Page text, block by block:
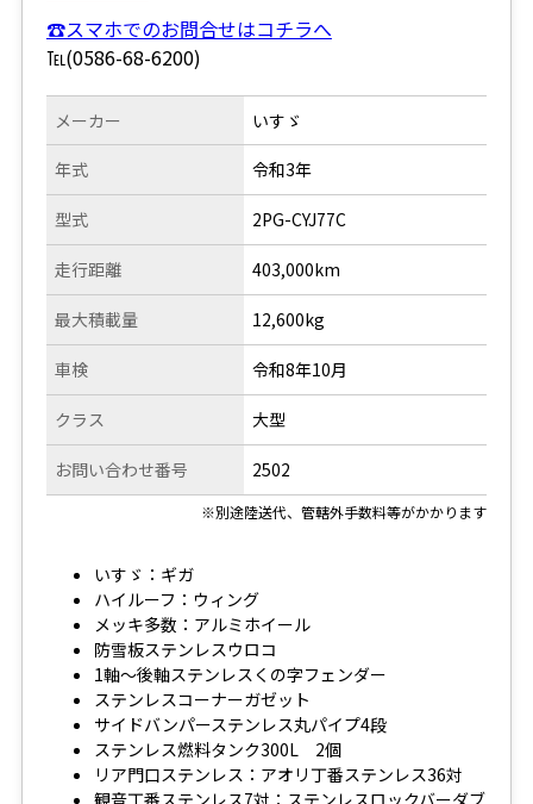
☎スマホでのお問合せはコチラへ
℡(0586-68-6200)
メーカー
年式
型式
走行距離
いすゞ
令和3年
2PG-CYJ77C
403,000km
最大積載量
車検
クラス
お問い合わせ番号
12,600kg
令和8年10月
大型
2502
※別途陸送代、管轄外手数料等がかかります
いすゞ：ギガ
ハイルーフ：ウィング
メッキ多数：アルミホイール
防雪板ステンレスウロコ
1軸～後軸ステンレスくの字フェンダー
ステンレスコーナーガゼット
サイドバンパーステンレス丸パイプ4段
ステンレス燃料タンク300L 2個
リア門口ステンレス：アオリ丁番ステンレス36対